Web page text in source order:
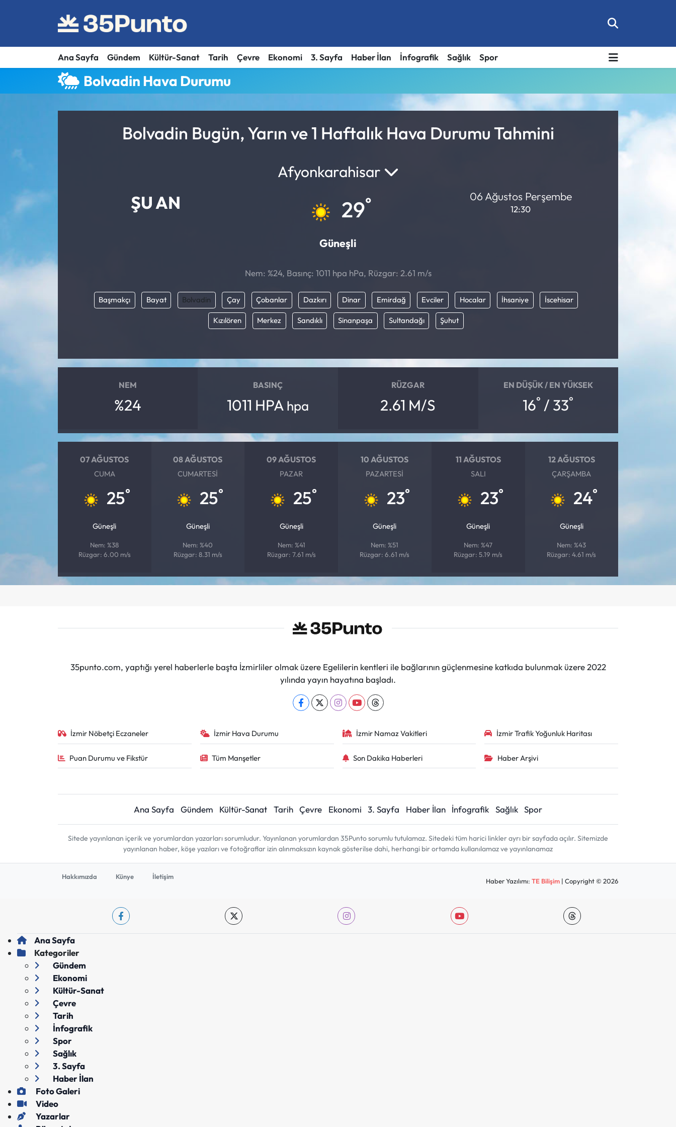
Ana Sayfa Gündem Kültür-Sanat Tarih Çevre Ekonomi 3. Sayfa Haber İlan İnfografik Sağlık Spor
Bolvadin Hava Durumu
Bolvadin Bugün, Yarın ve 1 Haftalık Hava Durumu Tahmini
ŞU AN
Afyonkarahisar
29°
Güneşli
06 Ağustos Perşembe
12:30
Nem: %24, Basınç: 1011 hpa hPa, Rüzgar: 2.61 m/s
Başmakçı Bayat Bolvadin Çay Çobanlar Dazkırı Dinar Emirdağ Evciler Hocalar İhsaniye İscehisar
Kızılören Merkez Sandıklı Sinanpaşa Sultandağı Şuhut
NEM
%24
BASINÇ
1011 HPA hpa
RÜZGAR
2.61 M/S
EN DÜŞÜK / EN YÜKSEK
16° / 33°
07 AĞUSTOS
CUMA
25°
Güneşli
Nem: %38
Rüzgar: 6.00 m/s
08 AĞUSTOS
CUMARTESI
25°
Güneşli
Nem: %40
Rüzgar: 8.31 m/s
09 AĞUSTOS
PAZAR
25°
Güneşli
Nem: %41
Rüzgar: 7.61 m/s
10 AĞUSTOS
PAZARTESI
23°
Güneşli
Nem: %51
Rüzgar: 6.61 m/s
11 AĞUSTOS
SALI
23°
Güneşli
Nem: %47
Rüzgar: 5.19 m/s
12 AĞUSTOS
ÇARŞAMBA
24°
Güneşli
Nem: %43
Rüzgar: 4.61 m/s
35punto.com, yaptığı yerel haberlerle başta İzmirliler olmak üzere Egelilerin kentleri ile bağlarının güçlenmesine katkıda bulunmak üzere 2022
yılında yayın hayatına başladı.
İzmir Nöbetçi Eczaneler İzmir Hava Durumu İzmir Namaz Vakitleri İzmir Trafik Yoğunluk Haritası
Puan Durumu ve Fikstür Tüm Manşetler Son Dakika Haberleri Haber Arşivi
Ana Sayfa Gündem Kültür-Sanat Tarih Çevre Ekonomi 3. Sayfa Haber İlan İnfografik Sağlık Spor
Sitede yayınlanan içerik ve yorumlardan yazarları sorumludur. Yayınlanan yorumlardan 35Punto sorumlu tutulamaz. Sitedeki tüm harici linkler ayrı bir sayfada açılır. Sitemizde
yayınlanan haber, köşe yazıları ve fotoğraflar izin alınmaksızın kaynak gösterilse dahi, herhangi bir ortamda kullanılamaz ve yayınlanamaz
Hakkımızda Künye İletişim
Haber Yazılımı:TE Bilişim | Copyright © 2026
Ana Sayfa
Kategoriler
Gündem
Ekonomi
Kültür-Sanat
Çevre
Tarih
İnfografik
Spor
Sağlık
3. Sayfa
Haber İlan
Foto Galeri
Video
Yazarlar